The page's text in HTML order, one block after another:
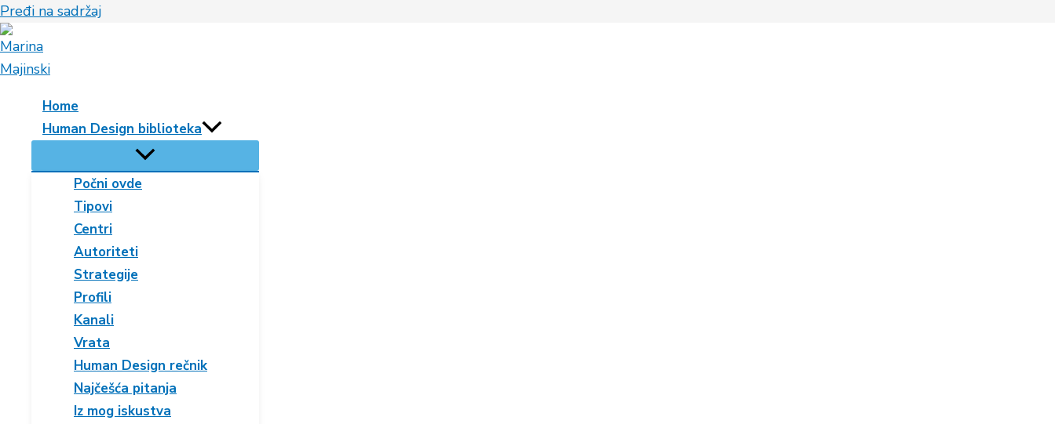
Pređi na sadržaj
Home
Human Design biblioteka
Počni ovde
Tipovi
Centri
Autoriteti
Strategije
Profili
Kanali
Vrata
Human Design rečnik
Najčešća pitanja
Iz mog iskustva